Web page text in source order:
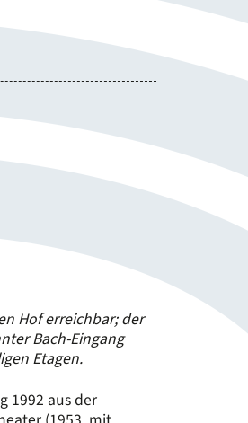
Hof erreichbar; der
Bach-Eingang
Etagen.
1992 aus der